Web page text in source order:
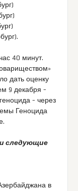
40 минут.
дать оценку
9 декабря –
– через
Геноцида
следующие
в